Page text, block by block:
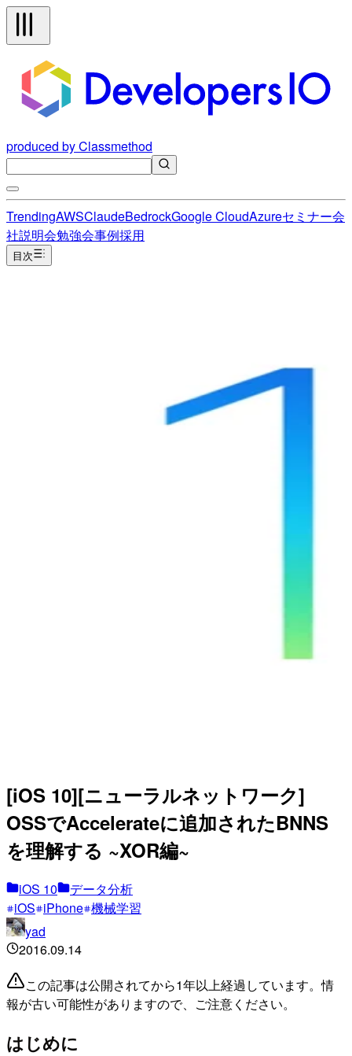
produced by Classmethod
TrendingAWSClaudeBedrockGoogle CloudAzureセミナー会
社説明会勉強会事例採用
目次
[iOS 10][ニューラルネットワーク]
OSSでAccelerateに追加されたBNNS
を理解する ~XOR編~
iOS 10
データ分析
iOS iPhone 機械学習
yad
2016.09.14
この記事は公開されてから1年以上経過しています。情
報が古い可能性がありますので、ご注意ください。
はじめに